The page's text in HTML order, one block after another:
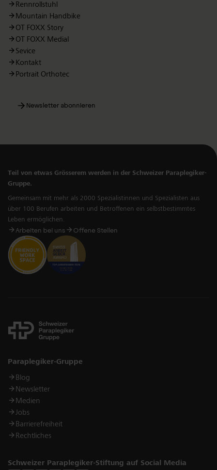
Rennrollstuhl
Mountain Handbike
OT FOXX Story
OT FOXX Medial
Sevice
Kontakt
Portrait Orthotec
Newsletter abonnieren
Teil von etwas Grösserem werden in der Schweizer Paraplegiker-
Gruppe.
Gemeinsam mit mehr als 2000 Spezialistinnen und Spezialisten aus
über 100 Berufen arbeiten und Betroffenen ein selbstbestimmtes
Leben ermöglichen.
Arbeiten bei uns Offene Stellen
Links
Paraplegiker-Gruppe
Blog
Newsletter
Medien
Jobs
Barrierefreiheit
Rechtliches
Schweizer Paraplegiker-Stiftung auf Social Media